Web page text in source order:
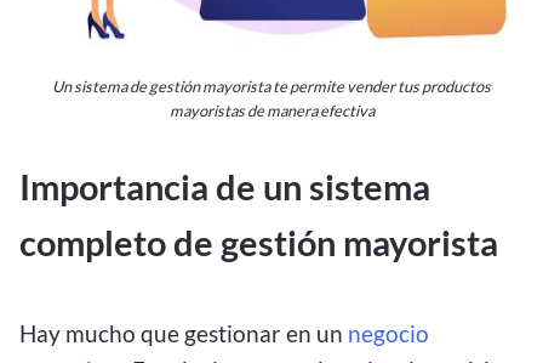
Un sistema de gestión mayorista te permite vender tus productos
mayoristas de manera efectiva
Importancia de un sistema
completo de gestión mayorista
Hay mucho que gestionar en un negocio